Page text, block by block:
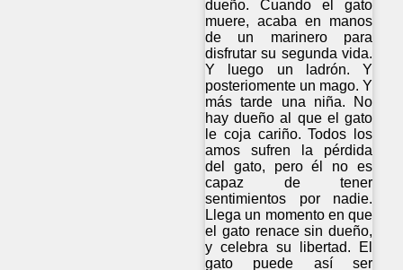
dueño. Cuando el gato
muere, acaba en manos
de un marinero para
disfrutar su segunda vida.
Y luego un ladrón. Y
posteriomente un mago. Y
más tarde una niña. No
hay dueño al que el gato
le coja cariño. Todos los
amos sufren la pérdida
del gato, pero él no es
capaz de tener
sentimientos por nadie.
Llega un momento en que
el gato renace sin dueño,
y celebra su libertad. El
gato puede así ser